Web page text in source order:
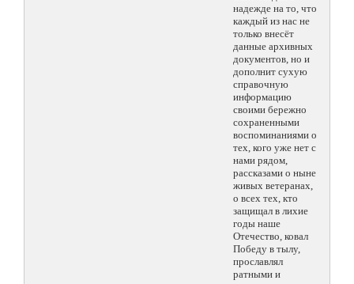
надежде на то, что
каждый из нас не
только внесёт
данные архивных
документов, но и
дополнит сухую
справочную
информацию
своими бережно
сохраненными
воспоминаниями о
тех, кого уже нет с
нами рядом,
рассказами о ныне
живых ветеранах,
о всех тех, кто
защищал в лихие
годы наше
Отечество, ковал
Победу в тылу,
прославлял
ратными и